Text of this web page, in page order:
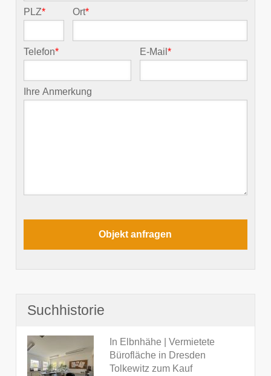
PLZ* Ort*
Telefon* E-Mail*
Ihre Anmerkung
Suchhistorie
In Elbnhähe | Vermietete
Bürofläche in Dresden
Tolkewitz zum Kauf